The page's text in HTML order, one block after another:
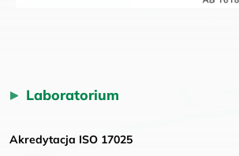
Laboratorium
Akredytacja ISO 17025